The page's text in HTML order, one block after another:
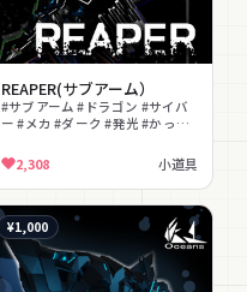
REAPER(サブアーム）
#サブアーム #ドラゴン #サイバ
ー #メカ #ダーク #発光 #かっこ
2,308 小道具
¥1,000